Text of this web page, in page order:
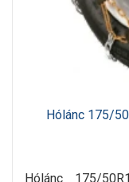
Hólánc 175/
Hólánc 175/